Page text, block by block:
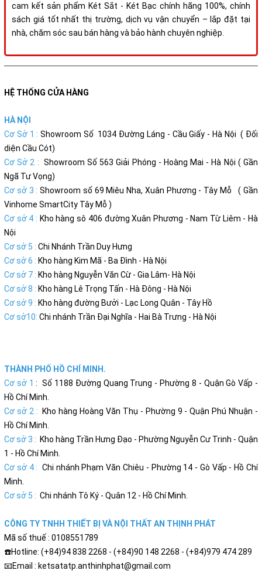
cam kết sản phẩm Két Sắt - Két Bạc chính hãng 100%, chính
sách giá tốt nhất thị trường, dịch vụ vận chuyển – lắp đặt tại
nhà, chăm sóc sau bán hàng và bảo hành chuyên nghiệp.
HỆ THỐNG CỬA HÀNG
HÀ NỘI
Cơ Sở 1 : Showroom Số 1034 Đường Láng - Cầu Giấy - Hà Nội ( Đối
diện Cầu Cót)
Cơ Sở 2 : Showroom Số 563 Giải Phóng - Hoàng Mai - Hà Nội ( Gần
Ngã Tư Vọng)
Cơ sở 3 : Showroom số 69 Miêu Nha, Xuân Phương - Tây Mỗ ( Gần
Vinhome SmartCity Tây Mỗ )
Cơ sở 4 : Kho hàng sô 406 đường Xuân Phương - Nam Từ Liêm - Hà
Nội
Cơ sở 5 : Chi Nhánh Trần Duy Hưng
Cơ sở 6 : Kho hàng Kim Mã - Ba Đình - Hà Nội
Cơ sở 7 : Kho hàng Nguyễn Văn Cừ - Gia Lâm- Hà Nội
Cơ sở 8 : Kho hàng Lê Trọng Tấn - Hà Đông - Hà Nội
Cơ sở 9 : Kho hàng đường Bưởi - Lạc Long Quân - Tây Hồ
Cơ sở10: Chi nhánh Trần Đại Nghĩa - Hai Bà Trưng - Hà Nội
THÀNH PHỐ HỒ CHÍ MINH.
Cơ sở 1: Số 1188 Đường Quang Trung - Phường 8 - Quận Gò Vấp -
Hồ Chí Minh.
Cơ sở 2 : Kho hàng Hoàng Văn Thụ - Phường 9 - Quận Phú Nhuận -
Hồ Chí Minh.
Cơ sở 3 : Kho hàng Trần Hưng Đạo - Phường Nguyễn Cư Trinh - Quận
1 - Hồ Chí Minh.
Cơ sở 4 : Chi nhánh Phạm Văn Chiêu - Phường 14 - Gò Vấp - Hồ Chí
Minh.
Cơ sở 5 : Chi nhánh Tô Ký - Quân 12 - Hồ Chí Minh.
CÔNG TY TNHH THIẾT BỊ VÀ NỘI THẤT AN THỊNH PHÁT
Mã số thuế : 0108551789
☎️Hotline: (+84)94 838 2268 - (+84)90 148 2268 - (+84)979 474 289
📧Email : ketsatatp.anthinhphat@gmail.com